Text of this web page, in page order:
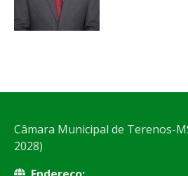
Câmara Municipal de Terenos-
2028)